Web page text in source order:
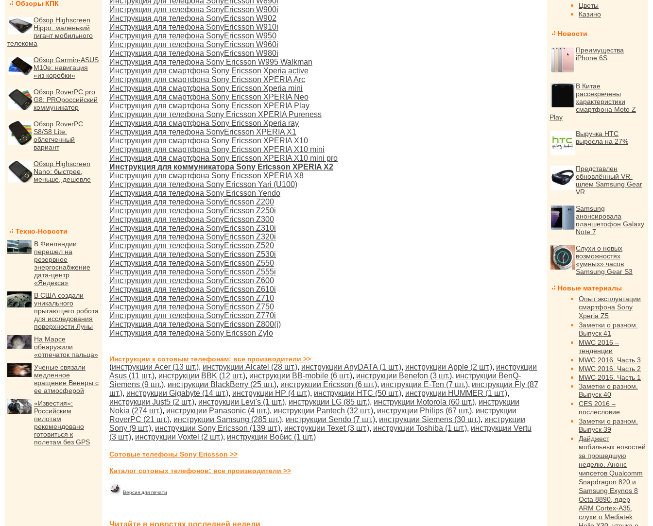
Обзоры КПК
Обзор Highscreen
Hippo: маленький
гигант мобильного
телекома
Обзор Garmin-ASUS
M10e: навигация
«из коробки»
Обзор RoverPC pro
G8: PROроссийский
коммуникатор
Обзор RoverPC
S8/S8 Lite:
облегченный
вариант
Обзор Highscreen
Nano: быстрее,
меньше, дешевле
Техно-Новости
В Финляндии
перешел на
резервное
энергоснабжение
дата-центр
«Яндекса»
В США создали
уникального
прыгающего робота
для исследования
поверхности Луны
На Марсе
обнаружили
«отпечаток пальца»
Ученые связали
медленное
вращение Венеры с
ее атмосферой
«Известия»:
Российским
пилотам
рекомендовано
готовиться к
полетам без GPS
Инструкция для телефона SonyEricsson W900i
Инструкция для телефона SonyEricsson W902
Инструкция для телефона SonyEricsson W910i
Инструкция для телефона SonyEricsson W950
Инструкция для телефона SonyEricsson W960i
Инструкция для телефона SonyEricsson W980i
Инструкция для телефона Sony Ericsson W995 Walkman
Инструкция для смартфона Sony Ericsson Xperia active
Инструкция для смартфона Sony Ericsson XPERIA Arc
Инструкция для смартфона Sony Ericsson Xperia mini
Инструкция для смартфона Sony Ericsson XPERIA Neo
Инструкция для смартфона Sony Ericsson XPERIA Play
Инструкция для телефона Sony Ericsson XPERIA Pureness
Инструкция для смартфона Sony Ericsson Xperia ray
Инструкция для телефона SonyEricsson XPERIA X1
Инструкция для смартфона Sony Ericsson XPERIA X10
Инструкция для смартфона Sony Ericsson XPERIA X10 mini
Инструкция для смартфона Sony Ericsson XPERIA X10 mini pro
Инструкция для коммуникатора Sony Ericsson XPERIA X2
Инструкция для смартфона Sony Ericsson XPERIA X8
Инструкция для телефона Sony Ericsson Yari (U100)
Инструкция для телефона Sony Ericsson Yendo
Инструкция для телефона SonyEricsson Z200
Инструкция для телефона SonyEricsson Z250i
Инструкция для телефона SonyEricsson Z300
Инструкция для телефона SonyEricsson Z310i
Инструкция для телефона SonyEricsson Z320i
Инструкция для телефона SonyEricsson Z520
Инструкция для телефона SonyEricsson Z530i
Инструкция для телефона SonyEricsson Z550
Инструкция для телефона SonyEricsson Z555i
Инструкция для телефона SonyEricsson Z600
Инструкция для телефона SonyEricsson Z610i
Инструкция для телефона SonyEricsson Z710
Инструкция для телефона SonyEricsson Z750
Инструкция для телефона SonyEricsson Z770i
Инструкция для телефона SonyEricsson Z800(i)
Инструкция для телефона Sony Ericsson Zylo
Инструкции к сотовым телефонам: все производители >>
(инструкции Acer (13 шт.), инструкции Alcatel (28 шт.), инструкции AnyDATA (1 шт.), инструкции Apple (2 шт.), инструкции
Asus (11 шт.), инструкции BBK (12 шт.), инструкции BB-mobile (6 шт.), инструкции Benefon (3 шт.), инструкции BenQ-
Siemens (9 шт.), инструкции BlackBerry (25 шт.), инструкции Ericsson (6 шт.), инструкции E-Ten (7 шт.), инструкции Fly (87
шт.), инструкции Gigabyte (14 шт.), инструкции HP (4 шт.), инструкции HTC (50 шт.), инструкции HUMMER (1 шт.),
инструкции Just5 (2 шт.), инструкции Levi's (1 шт.), инструкции LG (85 шт.), инструкции Motorola (60 шт.), инструкции
Nokia (274 шт.), инструкции Panasonic (4 шт.), инструкции Pantech (32 шт.), инструкции Philips (67 шт.), инструкции
RoverPC (21 шт.), инструкции Samsung (285 шт.), инструкции Sendo (7 шт.), инструкции Siemens (30 шт.), инструкции
Sony (9 шт.), инструкции Sony Ericsson (139 шт.), инструкции Texet (3 шт.), инструкции Toshiba (1 шт.), инструкции Vertu
(3 шт.), инструкции Voxtel (2 шт.), инструкции Вобис (1 шт.)
Сотовые телефоны Sony Ericsson >>
Каталог сотовых телефонов: все производители >>
Версия для печати
Читайте в новостях последней недели
Цветы
Казино
Новости
Преимущества
iPhone 6S
В Китае
рассекречены
характеристики
смартфона Moto Z
Play
Выручка HTC
выросла на 27%
Представлен
обновлённый VR-
шлем Samsung Gear
VR
Samsung
анонсировала
планшетофон Galaxy
Note 7
Слухи о новых
возможностях
«умных» часов
Samsung Gear S3
Новые материалы
Опыт эксплуатации
смартфона Sony
Xperia Z5
Заметки о разном.
Выпуск 41
MWC 2016 –
тенденции
MWC 2016. Часть 3
MWC 2016. Часть 2
MWC 2016. Часть 1
Заметки о разном.
Выпуск 40
CES 2016 –
послесловие
Заметки о разном.
Выпуск 39
Дайджест
мобильных новостей
за прошедшую
неделю. Анонс
чипсетов Qualcomm
Snapdragon 820 и
Samsung Exynos 8
Octa 8890, ядер
ARM Cortex-A35,
слухи о Mediatek